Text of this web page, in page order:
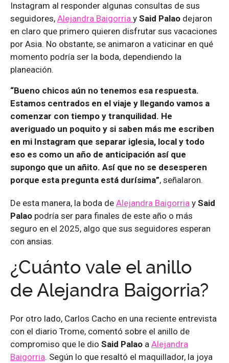
Instagram al responder algunas consultas de sus
seguidores, Alejandra Baigorria y Said Palao dejaron
en claro que primero quieren disfrutar sus vacaciones
por Asia. No obstante, se animaron a vaticinar en qué
momento podría ser la boda, dependiendo la
planeación.
“Bueno chicos aún no tenemos esa respuesta.
Estamos centrados en el viaje y llegando vamos a
comenzar con tiempo y tranquilidad. He
averiguado un poquito y si saben más me escriben
en mi Instagram que separar iglesia, local y todo
eso es como un año de anticipación así que
supongo que un añito. Así que no se desesperen
porque esta pregunta está durísima”, señalaron.
De esta manera, la boda de Alejandra Baigorria y Said
Palao podría ser para finales de este año o más
seguro en el 2025, algo que sus seguidores esperan
con ansias.
¿Cuánto vale el anillo
de Alejandra Baigorria?
Por otro lado, Carlos Cacho en una reciente entrevista
con el diario Trome, comentó sobre el anillo de
compromiso que le dio Said Palao a Alejandra
Baigorria. Según lo que resaltó el maquillador, la joya